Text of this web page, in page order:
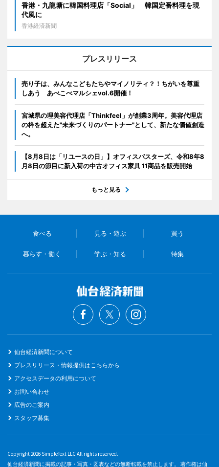
香港・九龍塘に韓国料理店「Social」 韓国定番料理を現
代風に
香港経済新聞
プレスリリース
売り子は、みんなこどもたちやマイノリティ？！ちがいを尊重
しあう あべこべマルシェvol.6開催！
宮城県の理美容代理店「Thinkfeel」が創業3周年。美容代理店
の枠を超えた"未来づくりのパートナー"として、新たな価値創造
へ。
【8月8日は「リユースの日」】オフィスバスターズ、令和8年8
月8日の節目に新入荷の中古オフィス家具 11商品を販売開始
もっと見る
食べる 見る・遊ぶ 買う
暮らす・働く 学ぶ・知る 特集
仙台経済新聞について
プレスリリース・情報提供はこちらから
アクセスデータの利用について
お問い合わせ
広告のご案内
スタッフ募集
Copyright 2026 SimpleText LLC All rights reserved.
仙台経済新聞に掲載の記事・写真・図表などの無断転載を禁止します。 著作権は仙